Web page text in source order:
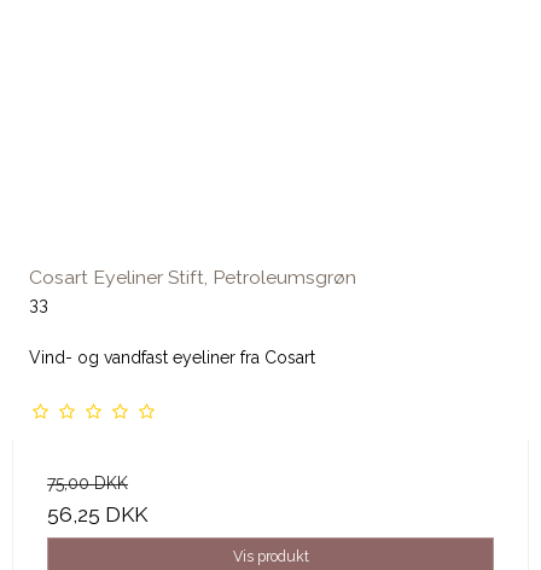
Cosart Eyeliner Stift, Petroleumsgrøn
33
Vind- og vandfast eyeliner fra Cosart
75,00 DKK
56,25 DKK
Vis produkt